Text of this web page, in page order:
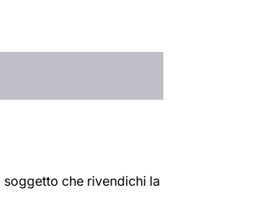
che rivendichi la